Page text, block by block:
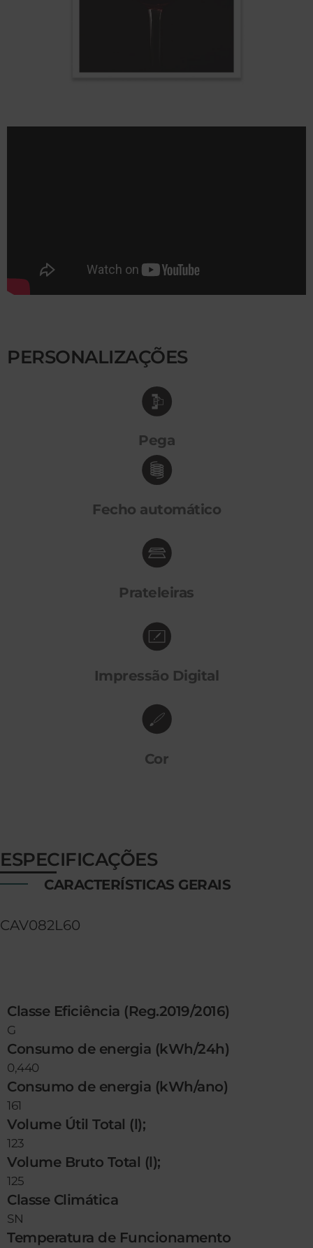
PERSONALIZAÇÕES
Pega
Fecho automático
Prateleiras
Impressão Digital
Cor
ESPECIFICAÇÕES
CARACTERÍSTICAS GERAIS
CAV082L60
Classe Eficiência (Reg.2019/2016)
G
Consumo de energia (kWh/24h)
0,440
Consumo de energia (kWh/ano)
161
Volume Útil Total (l);
123
Volume Bruto Total (l);
125
Classe Climática
SN
Temperatura de Funcionamento